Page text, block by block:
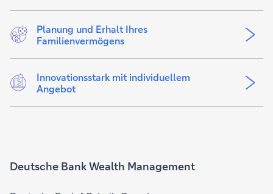
Planung und Erhalt Ihres
Familienvermögens
Innovationsstark mit individuellem
Angebot
Deutsche Bank Wealth Management